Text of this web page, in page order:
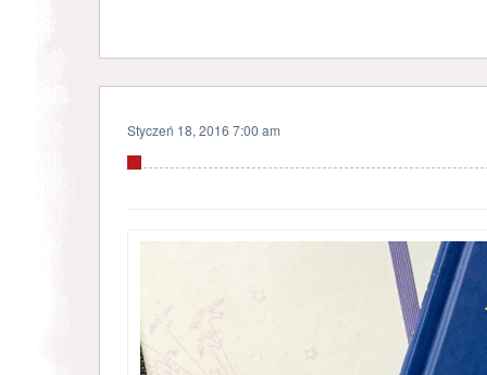
Styczeń 18, 2016 7:00 am